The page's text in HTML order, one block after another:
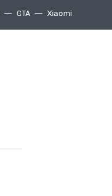
GTA Xiaomi